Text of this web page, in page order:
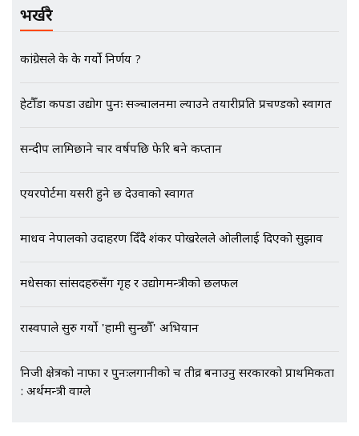
EXCLUSIVE - भिजिट भिसामा सेटिङको
भिजिट भिसामा गृह मन्त्रालयकै सेटिङः१
गायब || Everest Hospital
Followup: CCTV Footage Lost |
भर्खरै
कांग्रेसले के के गर्यो निर्णय ?
हेटौँडा कपडा उद्योग पुनः सञ्चालनमा ल्याउने तयारीप्रति प्रचण्डको स्वागत
सन्दीप लामिछाने चार वर्षपछि फेरि बने कप्तान
एयरपोर्टमा यसरी हुने छ देउवाको स्वागत
माधव नेपालको उदाहरण दिँदै शंकर पोखरेलले ओलीलाई दिएको सुझाव
मधेसका सांसदहरुसँग गृह र उद्योगमन्त्रीको छलफल
रास्वपाले सुरु गर्यो 'हामी सुन्छौँ' अभियान
निजी क्षेत्रको नाफा र पुनःलगानीको चक्र तीव्र बनाउनु सरकारको प्राथमिकता
: अर्थमन्त्री वाग्ले